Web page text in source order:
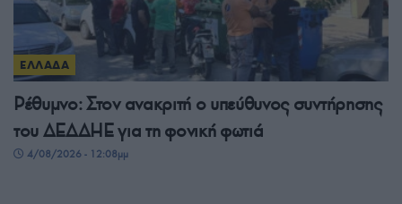
ΕΛΛΑΔΑ
Ρέθυμνο: Στον ανακριτή ο υπεύθυνος συντήρησης
του ΔΕΔΔΗΕ για τη φονική φωτιά
4/08/2026 - 12:08μμ